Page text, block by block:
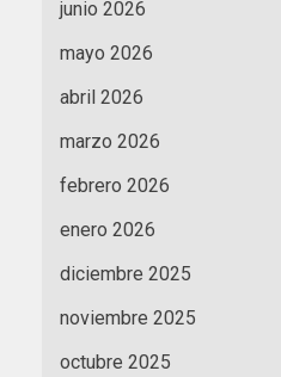
junio 2026
mayo 2026
abril 2026
marzo 2026
febrero 2026
enero 2026
diciembre 2025
noviembre 2025
octubre 2025